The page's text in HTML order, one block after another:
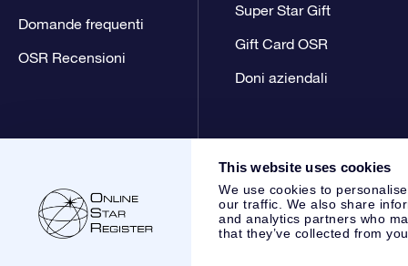
This website uses cookies
We use cookies to
our traffic. We also share
and analytics partners who
that they’ve collected from
Domande frequenti
OSR Recensioni
Super Star Gift
Gift Card OSR
Doni aziendali